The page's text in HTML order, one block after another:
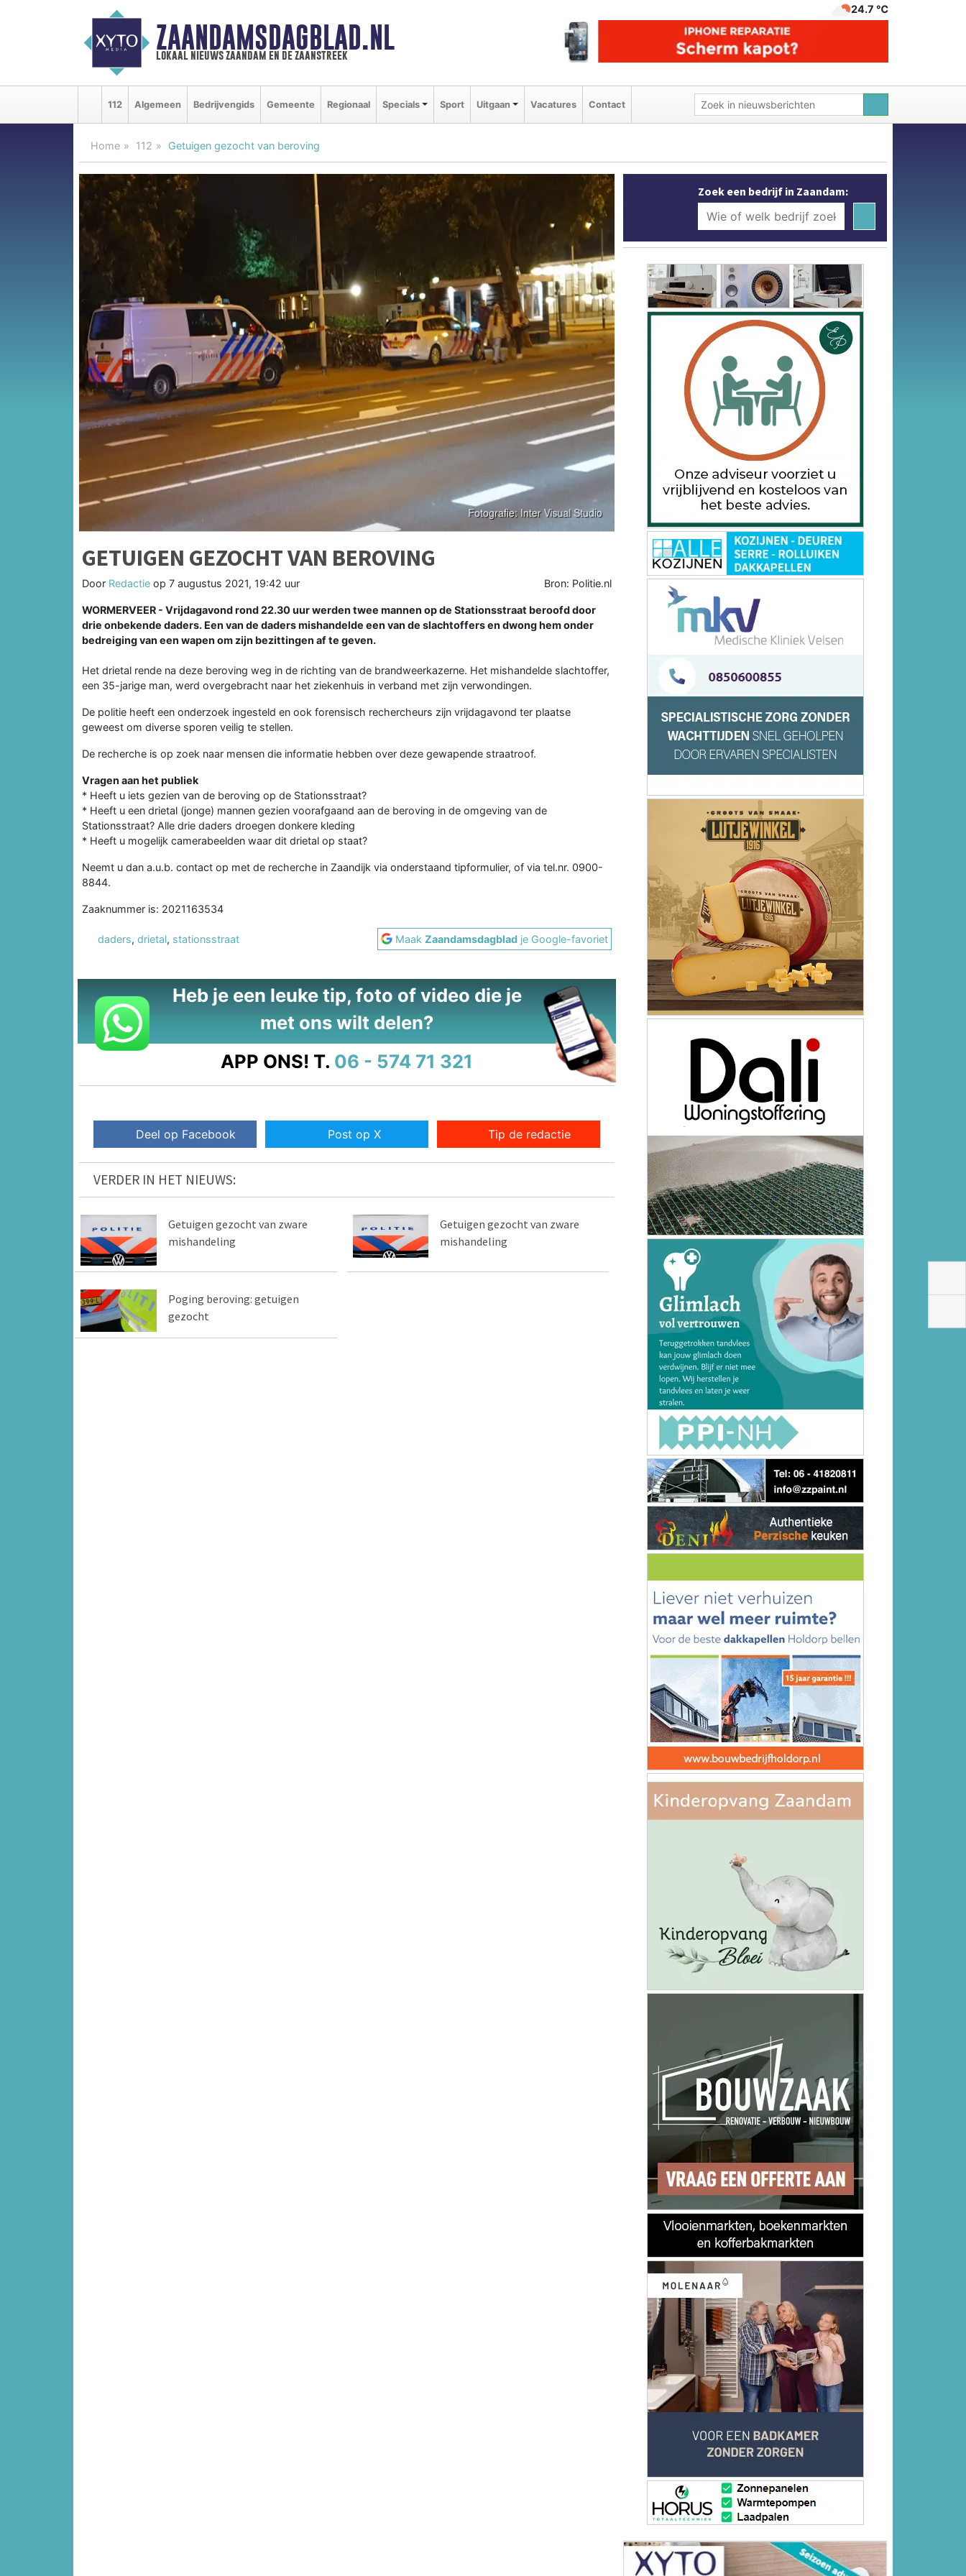
ZAANDAMSDAGBLAD.NL
lokaal nieuws zaandam en de zaanstreek
24.7 ℃
112 Algemeen Bedrijvengids Gemeente Regionaal Specials Sport Uitgaan Vacatures Contact
Home 112 Getuigen gezocht van beroving
GETUIGEN GEZOCHT VAN BEROVING
Door Redactie op 7 augustus 2021, 19:42 uur Bron: Politie.nl
WORMERVEER - Vrijdagavond rond 22.30 uur werden twee mannen op de Stationsstraat beroofd door
drie onbekende daders. Een van de daders mishandelde een van de slachtoffers en dwong hem onder
bedreiging van een wapen om zijn bezittingen af te geven.
Het drietal rende na deze beroving weg in de richting van de brandweerkazerne. Het mishandelde slachtoffer,
een 35-jarige man, werd overgebracht naar het ziekenhuis in verband met zijn verwondingen.
De politie heeft een onderzoek ingesteld en ook forensisch rechercheurs zijn vrijdagavond ter plaatse
geweest om diverse sporen veilig te stellen.
De recherche is op zoek naar mensen die informatie hebben over deze gewapende straatroof.
Vragen aan het publiek
* Heeft u iets gezien van de beroving op de Stationsstraat?
* Heeft u een drietal (jonge) mannen gezien voorafgaand aan de beroving in de omgeving van de
Stationsstraat? Alle drie daders droegen donkere kleding
* Heeft u mogelijk camerabeelden waar dit drietal op staat?
Neemt u dan a.u.b. contact op met de recherche in Zaandijk via onderstaand tipformulier, of via tel.nr. 0900-
8844.
Zaaknummer is: 2021163534
daders, drietal, stationsstraat MaakZaandamsdagblad je Google-favoriet
Heb je een leuke tip, foto of video die je
met ons wilt delen?
APP ONS! T. 06 - 574 71 321
Deel op Facebook Post op X Tip de redactie
VERDER IN HET NIEUWS:
Getuigen gezocht van zware
mishandeling
Getuigen gezocht van zware
mishandeling
Poging beroving: getuigen
gezocht
Zoek een bedrijf in Zaandam: